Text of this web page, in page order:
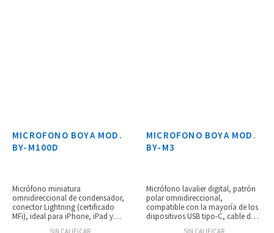
MICROFONO BOYA MOD.
BY-M100D
Micrófono miniatura
omnidireccional de condensador,
conector Lightning (certificado
MFi), ideal para iPhone, iPad y
SIN CALIFICAR
MICROFONO BOYA MOD.
BY-M3
Micrófono lavalier digital, patrón
polar omnidireccional,
compatible con la mayoría de los
dispositivos USB tipo-C, cable de 6
SIN CALIFICAR